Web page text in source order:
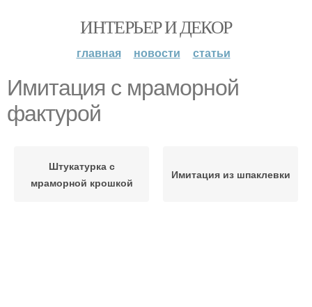
ИНТЕРЬЕР И ДЕКОР
главная новости статьи
Имитация с мраморной
фактурой
Штукатурка с
мраморной крошкой
Имитация из шпаклевки